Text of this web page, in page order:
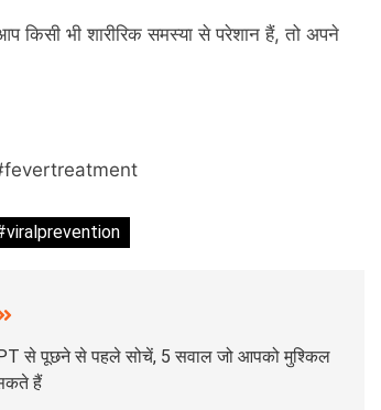
किसी भी शारीरिक समस्या से परेशान हैं, तो अपने
से पूछने से पहले सोचें, 5 सवाल जो आपको मुश्किल
हैं